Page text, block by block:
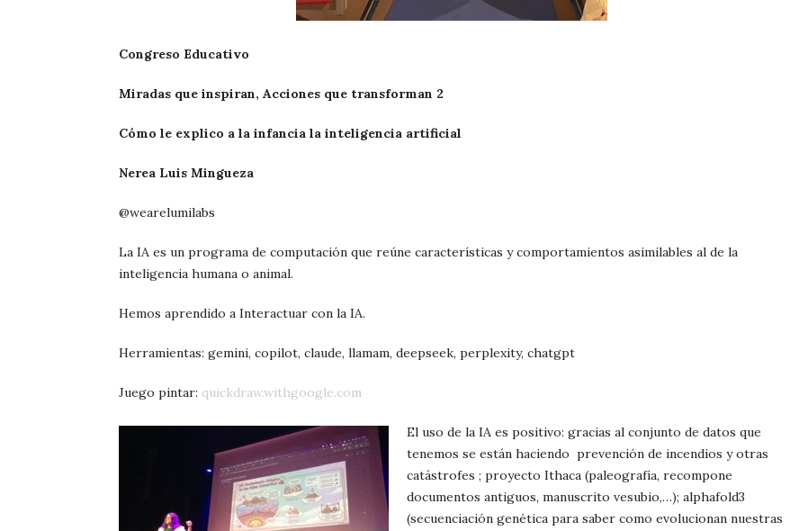
Congreso Educativo
Miradas que inspiran, Acciones que transforman 2
Cómo le explico a la infancia la inteligencia artificial
Nerea Luis Mingueza
@wearelumilabs
La IA es un programa de computación que reúne características y comportamientos asimilables al de la
inteligencia humana o animal.
Hemos aprendido a Interactuar con la IA.
Herramientas: gemini, copilot, claude, llamam, deepseek, perplexity, chatgpt
Juego pintar: quickdraw.withgoogle.com
El uso de la IA es positivo: gracias al conjunto de datos que
tenemos se están haciendo prevención de incendios y otras
catástrofes ; proyecto Ithaca (paleografía, recompone
documentos antiguos, manuscrito vesubio,…); alphafold3
(secuenciación genética para saber como evolucionan nuestras